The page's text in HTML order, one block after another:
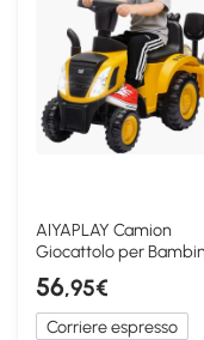
AIYAPLAY Camion
Giocattolo per
Pala Rimorchio Giallo
56,95€
Corriere espresso